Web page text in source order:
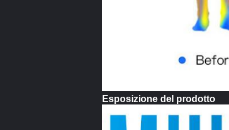
Esposizione del prodotto